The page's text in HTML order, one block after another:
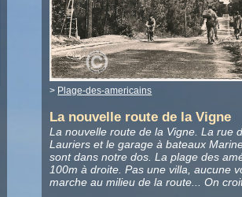
> Plage-des-americains
La nouvelle route de la Vigne
La nouvelle route de la Vigne. La rue
Lauriers et le garage à bateaux
sont dans notre dos. La plage des
100m à droite. Pas une villa, aucune
marche au milieu de la route... On